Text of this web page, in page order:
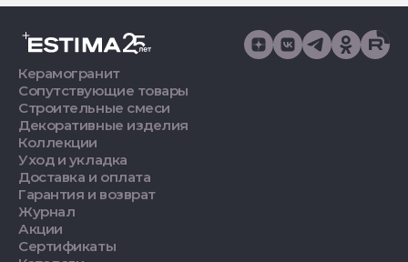
Керамогранит
Сопутствующие товары
Строительные смеси
Декоративные изделия
Коллекции
Уход и укладка
Доставка и оплата
Гарантия и возврат
Журнал
Акции
Сертификаты